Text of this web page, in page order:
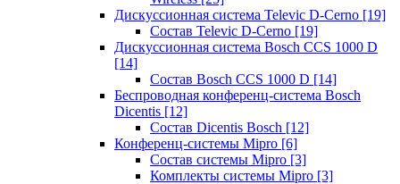
Дискуссионная система Televic D-Cerno [19]
Состав Televic D-Cerno [19]
Дискуссионная система Bosch CCS 1000 D
[14]
Состав Bosch CCS 1000 D [14]
Беспроводная конференц-система Bosch
Dicentis [12]
Состав Dicentis Bosch [12]
Конференц-системы Mipro [6]
Состав системы Mipro [3]
Комплекты системы Mipro [3]